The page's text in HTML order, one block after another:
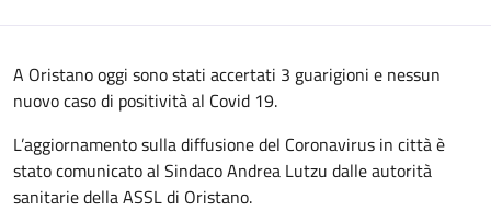
A Oristano oggi sono stati accertati 3 guarigioni e nessun
nuovo caso di positività al Covid 19.
L’aggiornamento sulla diffusione del Coronavirus in città è
stato comunicato al Sindaco Andrea Lutzu dalle autorità
sanitarie della ASSL di Oristano.